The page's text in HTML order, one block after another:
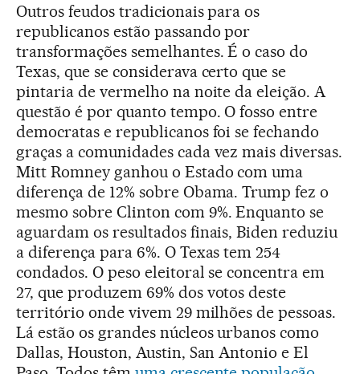
Outros feudos tradicionais para os
republicanos estão passando por
transformações semelhantes. É o caso do
Texas, que se considerava certo que se
pintaria de vermelho na noite da eleição. A
questão é por quanto tempo. O fosso entre
democratas e republicanos foi se fechando
graças a comunidades cada vez mais diversas.
Mitt Romney ganhou o Estado com uma
diferença de 12% sobre Obama. Trump fez o
mesmo sobre Clinton com 9%. Enquanto se
aguardam os resultados finais, Biden reduziu
a diferença para 6%. O Texas tem 254
condados. O peso eleitoral se concentra em
27, que produzem 69% dos votos deste
território onde vivem 29 milhões de pessoas.
Lá estão os grandes núcleos urbanos como
Dallas, Houston, Austin, San Antonio e El